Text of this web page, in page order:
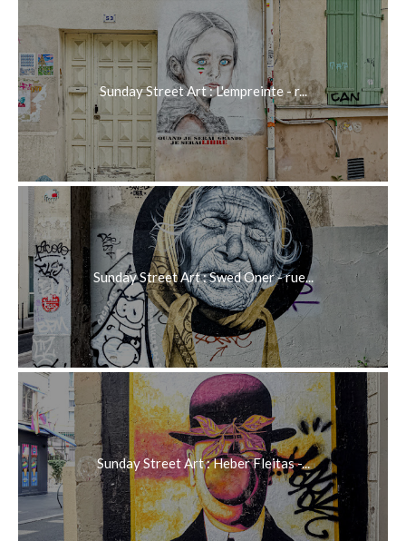
Sunday Street Art : L'empreinte - r...
Sunday Street Art : Swed Oner - rue...
Sunday Street Art : Heber Fleitas -...